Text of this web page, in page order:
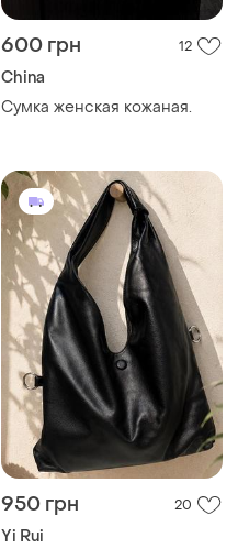
600 грн 12
China
Сумка женская кожаная.
950 грн 20
Yi Rui